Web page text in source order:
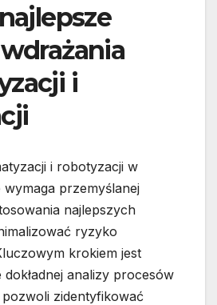
i
i robotyzacji w
przemyślanej
najlepszych
ryzyko
krokiem jest
analizy procesów
zidentyfikować